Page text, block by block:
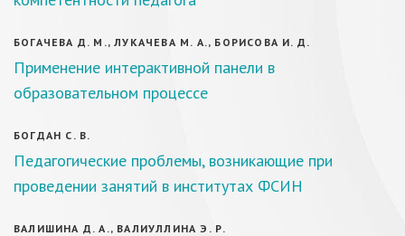
БОГАЧЕВА Д. М., ЛУКАЧЕВА М. А., БОРИСОВА И. Д.
Применение интерактивной панели в
образовательном процессе
БОГДАН С. В.
Педагогические проблемы, возникающие при
проведении занятий в институтах ФСИН
ВАЛИШИНА Д. А., ВАЛИУЛЛИНА Э. Р.